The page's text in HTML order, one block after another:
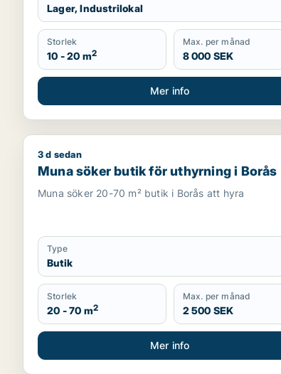
Lager, Industrilokal
Storlek
10 - 20 m2
Max. per månad
8 000 SEK
Mer info
Muna söker butik för uthyrning i Borås
3 d sedan
Muna söker butik för uthyrning i Borås
Muna söker 20-70 m² butik i Borås att hyra
Type
Butik
Storlek
20 - 70 m2
Max. per månad
2 500 SEK
Mer info